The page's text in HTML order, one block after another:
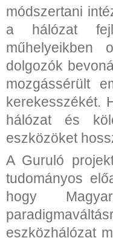
módszertani
a hálózat
műhelyeikben
dolgozók
mozgássérült
kerekesszékét.
hálózat és
eszközöket
A Guruló
tudományos
hogy
eszközhálózat